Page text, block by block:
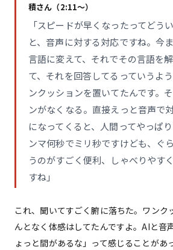
積さん（2:11〜）
「スピードが早くなったってどう
と、音声に対する対応ですね。今
言語に変えて、それでその言語を
て、それを回答してるっていうよ
ンクッションを置いてたんです。
ンがなくなる。直接えっと音声で
になってくると、人間ってやっぱ
ンマ何秒でミリ秒ですけども、ぐ
うのがすごく便利、しゃべりやす
すね」
これ、聞いてすごく腑に落ちた。ワンク
んとなく体感はしてたんですよ。AIと音
ょっと間があるな」って感じることがあ